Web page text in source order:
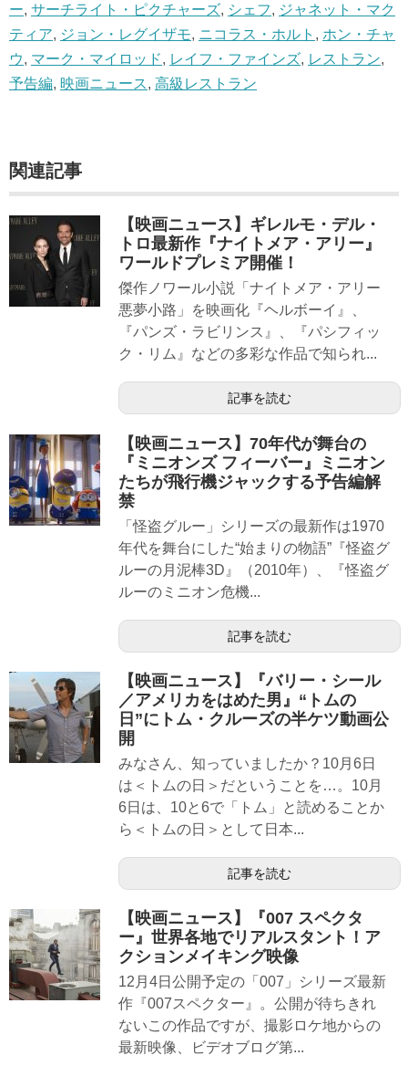
ー, サーチライト・ピクチャーズ, シェフ, ジャネット・マク
ティア, ジョン・レグイザモ, ニコラス・ホルト , ホン・チャ
ウ, マーク・マイロッド, レイフ・ファインズ, レストラン,
予告編, 映画ニュース, 高級レストラン
関連記事
【映画ニュース】ギレルモ・デル・
トロ最新作『ナイトメア・アリー』
ワールドプレミア開催！
傑作ノワール小説「ナイトメア・アリー
悪夢小路」を映画化『ヘルボーイ』、
『パンズ・ラビリンス』、『パシフィッ
ク・リム』などの多彩な作品で知られ...
記事を読む
【映画ニュース】70年代が舞台の
『ミニオンズ フィーバー』ミニオン
たちが飛行機ジャックする予告編解
禁
「怪盗グルー」シリーズの最新作は1970
年代を舞台にした“始まりの物語”『怪盗グ
ルーの月泥棒3D』（2010年）、『怪盗グ
ルーのミニオン危機...
記事を読む
【映画ニュース】『バリー・シール
／アメリカをはめた男』“トムの
日”にトム・クルーズの半ケツ動画公
開
みなさん、知っていましたか？10月6日
は＜トムの日＞だということを…。10月
6日は、10と6で「トム」と読めることか
ら＜トムの日＞として日本...
記事を読む
【映画ニュース】『007 スペクタ
ー』世界各地でリアルスタント！ア
クションメイキング映像
12月4日公開予定の「007」シリーズ最新
作『007スペクター』。公開が待ちきれ
ないこの作品ですが、撮影ロケ地からの
最新映像、ビデオブログ第...